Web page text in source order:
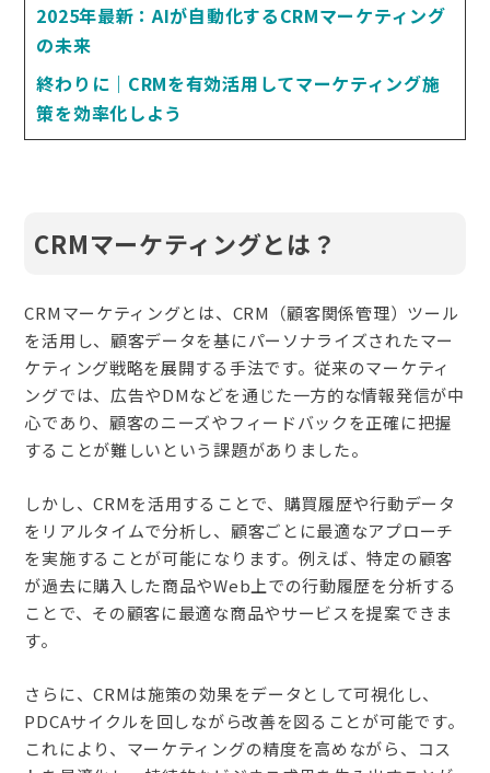
2025年最新：AIが自動化するCRMマーケティング
の未来
終わりに｜CRMを有効活用してマーケティング施
策を効率化しよう
CRMマーケティングとは？
CRMマーケティングとは、CRM（顧客関係管理）ツール
を活用し、顧客データを基にパーソナライズされたマー
ケティング戦略を展開する手法です。従来のマーケティ
ングでは、広告やDMなどを通じた一方的な情報発信が中
心であり、顧客のニーズやフィードバックを正確に把握
することが難しいという課題がありました。
しかし、CRMを活用することで、購買履歴や行動データ
をリアルタイムで分析し、顧客ごとに最適なアプローチ
を実施することが可能になります。例えば、特定の顧客
が過去に購入した商品やWeb上での行動履歴を分析する
ことで、その顧客に最適な商品やサービスを提案できま
す。
さらに、CRMは施策の効果をデータとして可視化し、
PDCAサイクルを回しながら改善を図ることが可能です。
これにより、マーケティングの精度を高めながら、コス